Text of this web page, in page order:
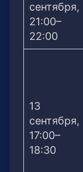
сентября,
21:00–
22:00
13
сентября,
17:00–
18:30